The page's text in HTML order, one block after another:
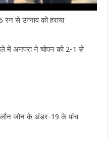
से उन्नाव को हराया
में अनपरा ने चोपन को 2-1 से
जोन के अंडर-19 के पांच